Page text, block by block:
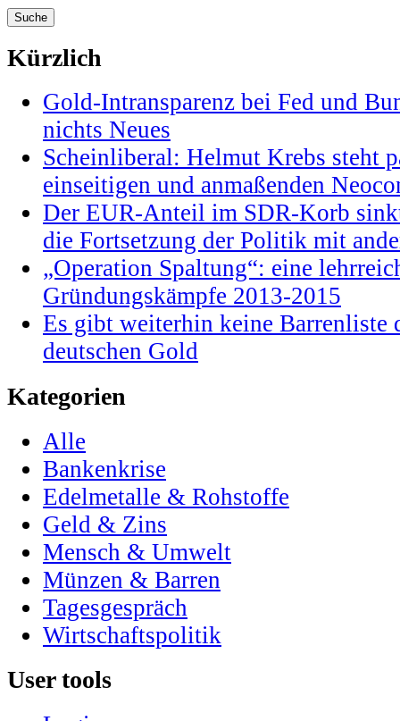
Kürzlich
Gold-Intransparenz bei Fed und
nichts Neues
Scheinliberal: Helmut Krebs steht
einseitigen und anmaßenden
Der EUR-Anteil im SDR-Korb
die Fortsetzung der Politik mit
„Operation Spaltung“: eine
Gründungskämpfe 2013-2015
Es gibt weiterhin keine Barrenliste
deutschen Gold
Kategorien
Alle
Bankenkrise
Edelmetalle & Rohstoffe
Geld & Zins
Mensch & Umwelt
Münzen & Barren
Tagesgespräch
Wirtschaftspolitik
User tools